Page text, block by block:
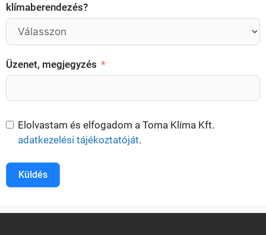
klímaberendezés?
Üzenet, megjegyzés
Elolvastam és elfogadom a Toma Klíma Kft.
adatkezelési tájékoztatóját.
Küldés